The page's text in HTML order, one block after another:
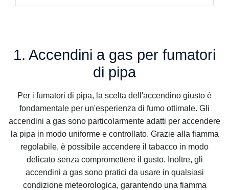
1. Accendini a gas per fumatori
di pipa
Per i fumatori di pipa, la scelta dell'accendino giusto è
fondamentale per un'esperienza di fumo ottimale. Gli
accendini a gas sono particolarmente adatti per accendere
la pipa in modo uniforme e controllato. Grazie alla fiamma
regolabile, è possibile accendere il tabacco in modo
delicato senza compromettere il gusto. Inoltre, gli
accendini a gas sono pratici da usare in qualsiasi
condizione meteorologica, garantendo una fiamma